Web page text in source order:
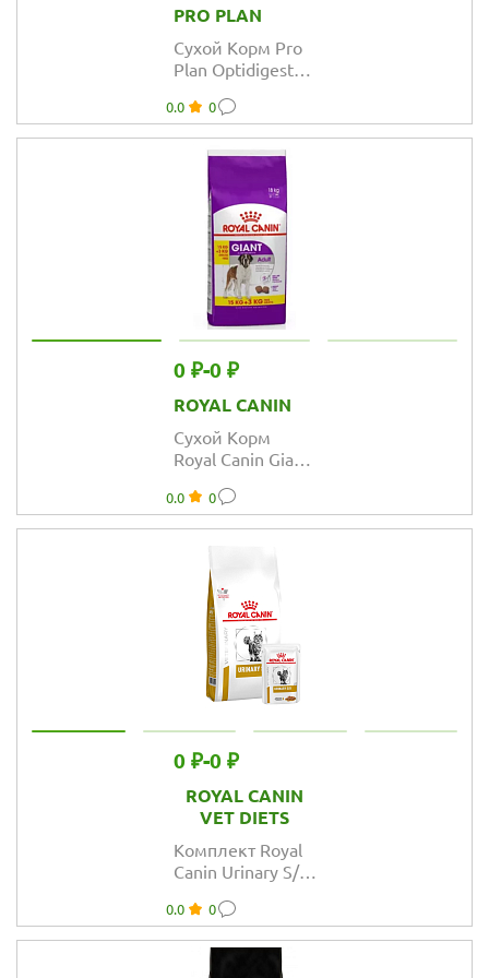
PRO PLAN
Сухой Корм Pro
Plan Optidigest
взрослых собак
крупных пород
мощного
телослож.
ягненок
ПРОМОПАК
0.0 0
0 ₽-0 ₽
ROYAL CANIN
Сухой Корм
Royal Canin Giant
взрослых собак
гигантских
ПРОМОПАК
0.0 0
0 ₽-0 ₽
ROYAL CANIN
VET DIETS
Комплект Royal
Canin Urinary S/O
МКБ +1 пауч
ПРОМОПАК
0.0 0